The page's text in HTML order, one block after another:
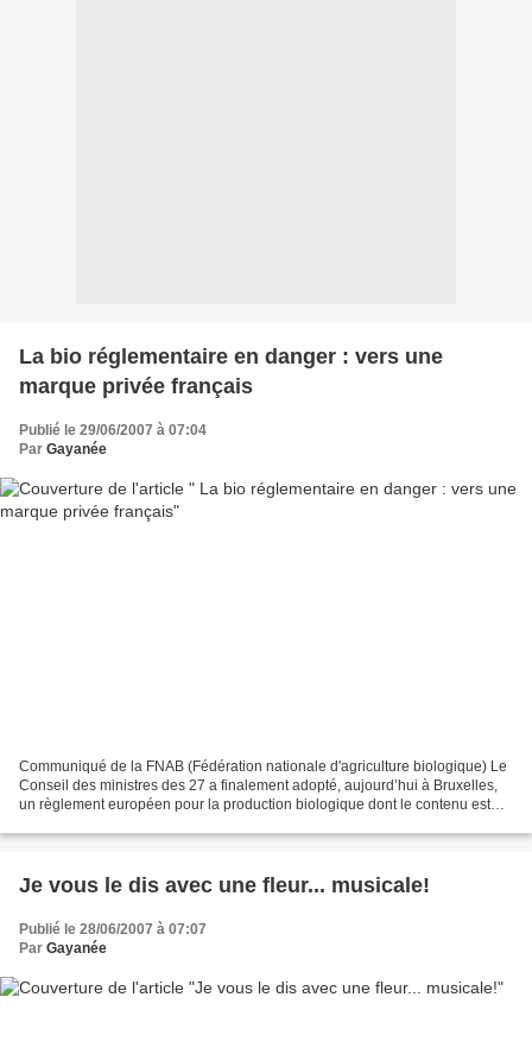
La bio réglementaire en danger : vers une
marque privée français
Publié le 29/06/2007 à 07:04
Par Gayanée
Communiqué de la FNAB (Fédération nationale d'agriculture biologique) Le
Conseil des ministres des 27 a finalement adopté, aujourd’hui à Bruxelles,
un règlement européen pour la production biologique dont le contenu est
Je vous le dis avec une fleur... musicale!
Publié le 28/06/2007 à 07:07
Par Gayanée